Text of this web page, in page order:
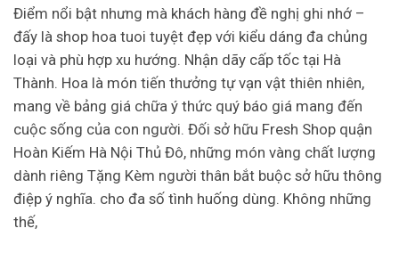
Điểm nổi bật nhưng mà khách hàng đề nghị ghi nhớ –
đấy là shop hoa tuoi tuyệt đẹp với kiểu dáng đa chủng
loại và phù hợp xu hướng. Nhận dãy cấp tốc tại Hà
Thành. Hoa là món tiến thưởng tự vạn vật thiên nhiên,
mang về bảng giá chữa ý thức quý báo giá mang đến
cuộc sống của con người. Đối sở hữu Fresh Shop quận
Hoàn Kiếm Hà Nội Thủ Đô, những món vàng chất lượng
dành riêng Tặng Kèm người thân bắt buộc sở hữu thông
điệp ý nghĩa. cho đa số tình huống dùng. Không những
thế,